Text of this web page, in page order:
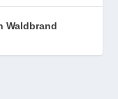
Waldbrand